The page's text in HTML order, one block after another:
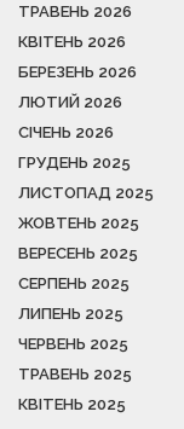
ТРАВЕНЬ 2026
КВІТЕНЬ 2026
БЕРЕЗЕНЬ 2026
ЛЮТИЙ 2026
СІЧЕНЬ 2026
ГРУДЕНЬ 2025
ЛИСТОПАД 2025
ЖОВТЕНЬ 2025
ВЕРЕСЕНЬ 2025
СЕРПЕНЬ 2025
ЛИПЕНЬ 2025
ЧЕРВЕНЬ 2025
ТРАВЕНЬ 2025
КВІТЕНЬ 2025